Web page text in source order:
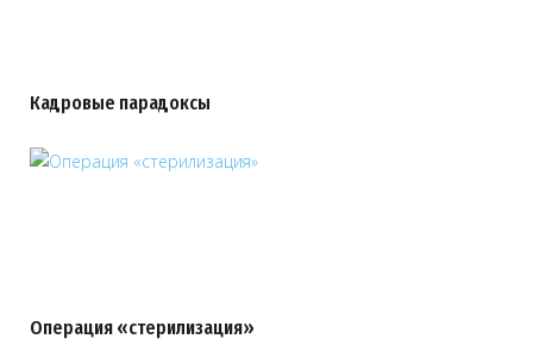
Кадровые парадоксы
Операция «стерилизация»